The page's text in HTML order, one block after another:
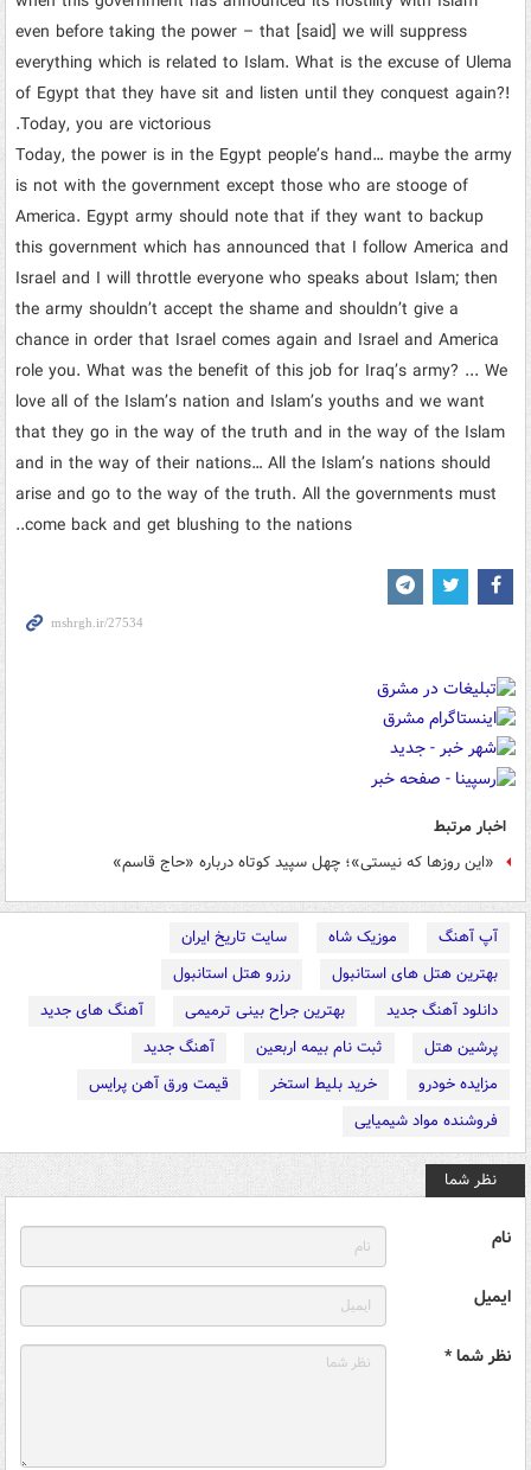
even before taking the power – that [said] we will suppress
everything which is related to Islam. What is the excuse of Ulema
of Egypt that they have sit and listen until they conquest again?!
Today, you are victorious.
Today, the power is in the Egypt people’s hand… maybe the army
is not with the government except those who are stooge of
America. Egypt army should note that if they want to backup
this government which has announced that I follow America and
Israel and I will throttle everyone who speaks about Islam; then
the army shouldn’t accept the shame and shouldn’t give a
chance in order that Israel comes again and Israel and America
role you. What was the benefit of this job for Iraq’s army? ... We
love all of the Islam’s nation and Islam’s youths and we want
that they go in the way of the truth and in the way of the Islam
and in the way of their nations… All the Islam’s nations should
arise and go to the way of the truth. All the governments must
come back and get blushing to the nations..
اخبار مرتبط
«این روزها که نیستی»؛ چهل سپید کوتاه درباره «حاج قاسم»
آپ آهنگ موزیک شاه
سایت تاریخ ایران
بهترین هتل های استانبول
رزرو هتل استانبول
دانلود آهنگ جدید
بهترین جراح بینی ترمیمی
آهنگ های جدید
پرشین هتل
ثبت نام بیمه اربعین
آهنگ جدید
مزایده خودرو
خرید بلیط استخر
قیمت ورق آهن پرایس
فروشنده مواد شیمیایی
نظر شما
نام
ایمیل
نظر شما *